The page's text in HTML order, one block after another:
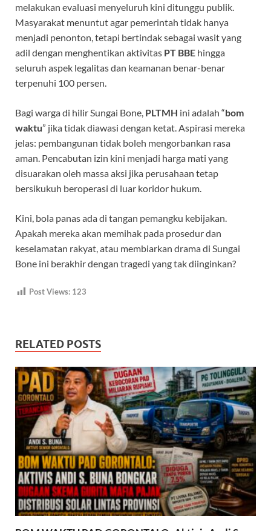
melakukan evaluasi menyeluruh kini ditunggu publik.
Masyarakat menuntut agar pemerintah tidak hanya
menjadi penonton, tetapi bertindak sebagai wasit yang
adil dengan menghentikan aktivitas PT BBE hingga
seluruh aspek legalitas dan keamanan benar-benar
terpenuhi 100 persen.
Bagi warga di hilir Sungai Bone, PLTMH ini adalah “bom
waktu” jika tidak diawasi dengan ketat. Aspirasi mereka
jelas: pembangunan tidak boleh mengorbankan rasa
aman. Pencabutan izin kini menjadi harga mati yang
disuarakan oleh massa aksi jika perusahaan tetap
bersikukuh beroperasi di luar koridor hukum.
Kini, bola panas ada di tangan pemangku kebijakan.
Apakah mereka akan memihak pada prosedur dan
keselamatan rakyat, atau membiarkan drama di Sungai
Bone ini berakhir dengan tragedi yang tak diinginkan?
Post Views: 123
RELATED POSTS